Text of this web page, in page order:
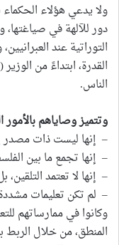
ولا يدعي هؤلاء
دور للآلهة في صياغتها،
التوراتية عند
القدرة، ابتداءً من
الناس.
وتتميز وصاياهم بالأمور
– إنها ليست ذات مصدر
– إنها تجمع ما بين
– إنها لا تعتمد التلقين،
– لم تكن تعليمات
وكانوا في ممارساتهم
المنطق، من خلال الربط